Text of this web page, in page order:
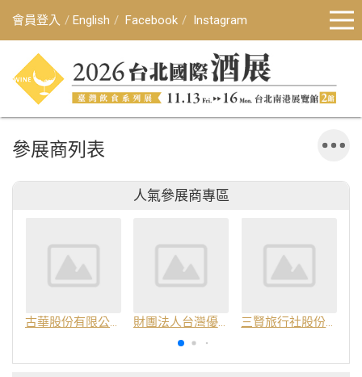
會員登入 English Facebook Instagram
參展商列表
人氣參展商專區
古華股份有限公司 財團法人台灣優良農產品發展協會 三賢旅行社股份有限公司